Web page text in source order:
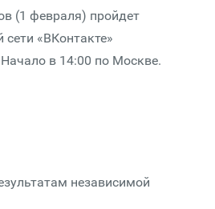
(1 февраля) пройдет
«ВКонтакте»
в 14:00 по Москве.
независимой